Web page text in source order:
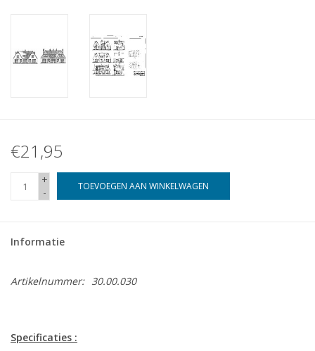
€21,95
+
-
TOEVOEGEN AAN WINKELWAGEN
Informatie
Artikelnummer: 30.00.030
Specificaties :